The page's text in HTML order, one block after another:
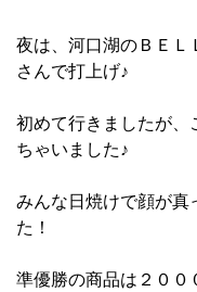
夜は、河口湖のＢＥＬ
さんで打上げ♪
初めて行きましたが、
ちゃいました♪
みんな日焼けで顔が
た！
準優勝の商品は２００